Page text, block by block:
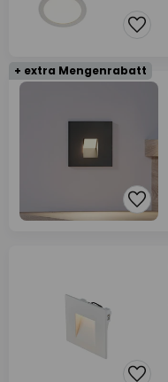
+ extra Mengenrabatt